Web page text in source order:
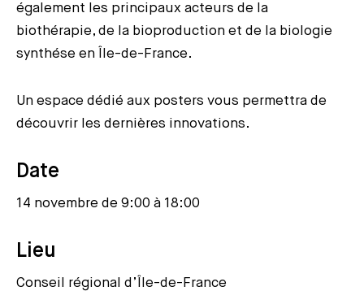
également les principaux acteurs de la
biothérapie, de la bioproduction et de la biologie
synthése en Île-de-France.
Un espace dédié aux posters vous permettra de
découvrir les dernières innovations.
Date
14 novembre de 9:00 à 18:00
Lieu
Conseil régional d’Île-de-France